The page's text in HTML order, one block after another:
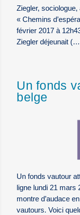
Ziegler, sociologue,
« Chemins
février 2017 à
Ziegler déjeunait
Un fonds
belge
Un fonds vautour
ligne lundi 21 mars
montre d’audace
vautours. Voici